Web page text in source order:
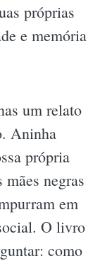
próprias
e memória
um relato
Aninha
própria
negras
em
O livro
como